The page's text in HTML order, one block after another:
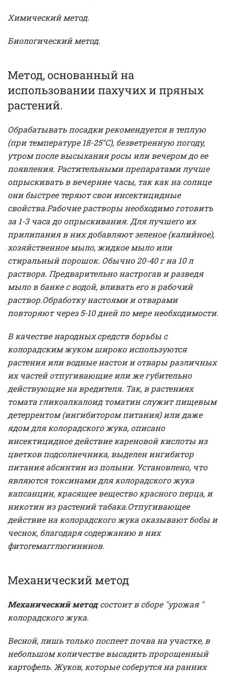
Химический метод.
Биологический метод.
Метод, основанный на
использовании пахучих и пряных
растений.
Обрабатывать посадки рекомендуется в теплую
(при температуре 18-25°С), безветренную погоду,
утром после высыхания росы или вечером до ее
появления. Растительными препаратами лучше
опрыскивать в вечерние часы, так как на солнце
они быстрее теряют свои инсектицидные
свойства.Рабочие растворы необходимо готовить
за 1-3 часа до опрыскивания. Для лучшего их
прилипания в них добавляют зеленое (калийное),
хозяйственное мыло, жидкое мыло или
стиральный порошок. Обычно 20-40 г на 10 л
раствора. Предварительно настрогав и разведя
мыло в банке с водой, вливать его в рабочий
раствор.Обработку настоями и отварами
повторяют через 5-10 дней по мере необходимости.
В качестве народных средств борьбы с
колорадским жуком широко используются
растения или водные настои и отвары различных
их частей отпугивающие или же губительно
действующие на вредителя. Так, в растениях
томата гликоалкалоид томатин служит пищевым
детеррентом (ингибитором питания) или даже
ядом для колорадского жука, описано
инсектицидное действие кареновой кислоты из
цветков подсолнечника, выделен ингибитор
питания абсинтин из полыни. Установлено, что
являются токсинами для колорадского жука
капсанцин, красящее вещество красного перца, и
никотин из растений табака.Отпугивающее
действие на колорадского жука оказывают бобы и
чеснок, благодаря содержанию в них
фитогемагглюгининов.
Механический метод
Механический методсостоит в сборе "урожая "
колорадского жука.
Весной, лишь только поспеет почва на участке, в
небольшом количестве высадить пророщенный
картофель. Жуков, которые соберутся на ранних